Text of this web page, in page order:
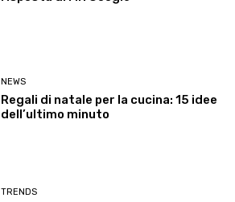
NEWS
Regali di natale per la cucina: 15 idee
dell’ultimo minuto
TRENDS